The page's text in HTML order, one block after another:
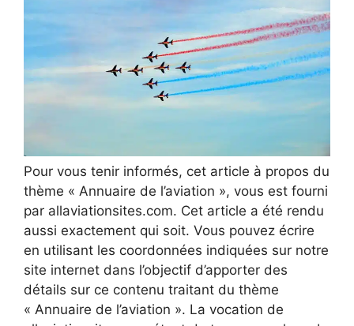
Pour vous tenir informés, cet article à propos du
thème « Annuaire de l’aviation », vous est fourni
par allaviationsites.com. Cet article a été rendu
aussi exactement qui soit. Vous pouvez écrire
en utilisant les coordonnées indiquées sur notre
site internet dans l’objectif d’apporter des
détails sur ce contenu traitant du thème
« Annuaire de l’aviation ». La vocation de